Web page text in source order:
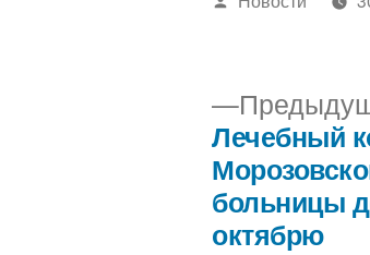
Навигация
Лечебный
больницы
октябрю